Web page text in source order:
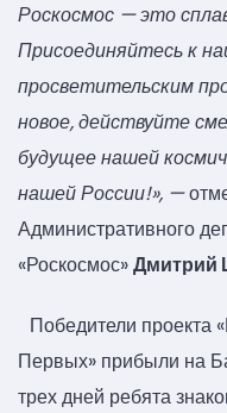
Роскосмос — это
Присоединяйтесь к
просветительским
новое, действуйте
будущее нашей
нашей России!», —
Административного
«Роскосмос»Дмитрий
Победители проекта
Первых» прибыли на
трех дней ребята